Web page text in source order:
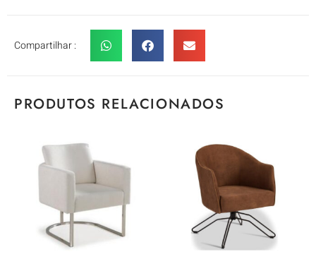
Compartilhar :
PRODUTOS RELACIONADOS